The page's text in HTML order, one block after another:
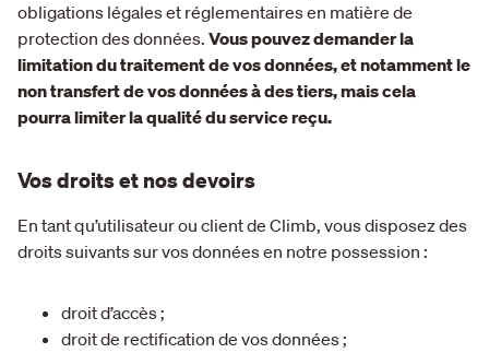
obligations légales et réglementaires en matière de
protection des données. Vous pouvez demander la
limitation du traitement de vos données, et notamment le
non transfert de vos données à des tiers, mais cela
pourra limiter la qualité du service reçu.
Vos droits et nos devoirs
En tant qu’utilisateur ou client de Climb, vous disposez des
droits suivants sur vos données en notre possession :
droit d’accès ;
droit de rectification de vos données ;